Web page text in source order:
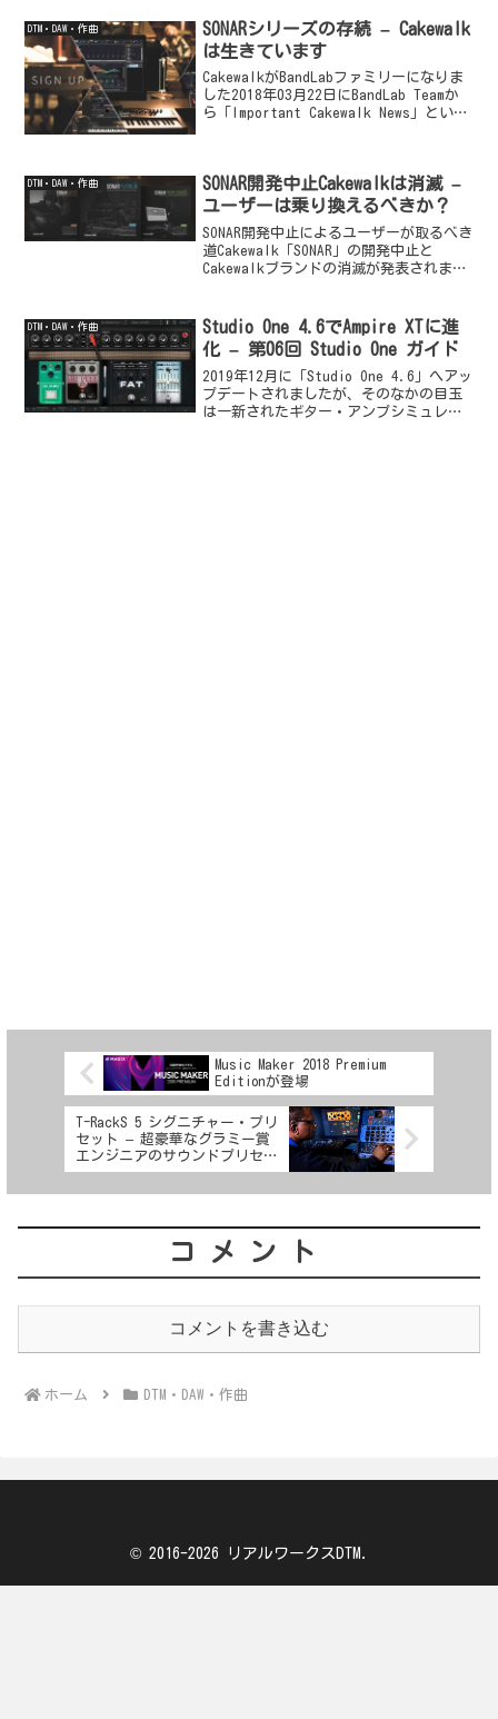
年05月に登場した「Studi...
DTM・DAW・作曲
SONARシリーズの存続 – Cakewalk
は生きています
CakewalkがBandLabファミリーになりま
した2018年03月22日にBandLab Teamか
ら「Important Cakewalk News」という
DTM・DAW・作曲
SONAR開発中止Cakewalkは消滅 –
ユーザーは乗り換えるべきか？
SONAR開発中止によるユーザーが取るべき
道Cakewalk「SONAR」の開発中止と
Cakewalkブランドの消滅が発表されまし
で、いつもより多く質問メールを頂い...
DTM・DAW・作曲
Studio One 4.6でAmpire XTに進
化 – 第06回 Studio One ガイド
2019年12月に「Studio One 4.6」へアッ
プデートされましたが、そのなかの目玉
は一新されたギター・アンプシミュレー
Music Maker 2018 Premium
Editionが登場
T-RackS 5 シグニチャー・プリ
セット – 超豪華なグラミー賞
エンジニアのサウンドプリセッ
ト
コメント
コメントを書き込む
ホーム DTM・DAW・作曲
© 2016-2026 リアルワークスDTM.